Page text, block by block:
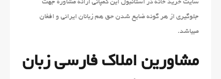
سایت خرید خانه در استانبول این کمپانی ارائه مشاوره جهت
جلوگیری از هر گونه ضایع شدن حق هم زبانان ایرانی و افغان
مبیاشد.
مشاورین املاک فارسی زبان